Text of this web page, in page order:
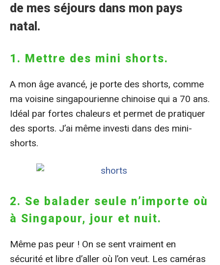
de mes séjours dans mon pays
natal.
1. Mettre des mini shorts.
A mon âge avancé, je porte des shorts, comme
ma voisine singapourienne chinoise qui a 70 ans.
Idéal par fortes chaleurs et permet de pratiquer
des sports. J’ai même investi dans des mini-
shorts.
2. Se balader seule n’importe où
à Singapour, jour et nuit.
Même pas peur ! On se sent vraiment en
sécurité et libre d’aller où l’on veut. Les caméras